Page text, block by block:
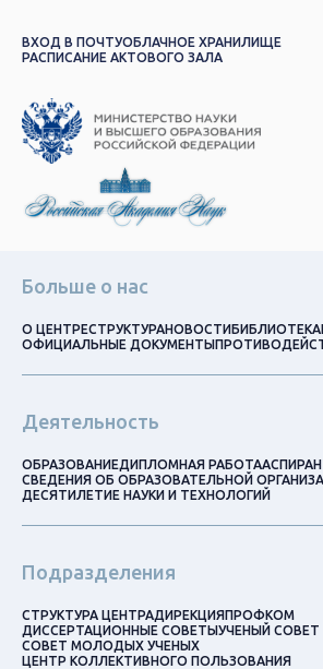
ВХОД В ПОЧТУОБЛАЧНОЕ ХРАНИЛИЩЕ
РАСПИСАНИЕ АКТОВОГО ЗАЛА
Больше о нас
О ЦЕНТРЕСТРУКТУРАНОВОСТИБИБЛИОТЕКА
ОФИЦИАЛЬНЫЕ ДОКУМЕНТЫ
Деятельность
ОБРАЗОВАНИЕДИПЛОМНАЯ РАБОТА
СВЕДЕНИЯ ОБ ОБРАЗОВАТЕЛЬНОЙ
ДЕСЯТИЛЕТИЕ НАУКИ И ТЕХНОЛОГИЙ
Подразделения
СТРУКТУРА ЦЕНТРАДИРЕКЦИЯПРОФКОМ
ДИССЕРТАЦИОННЫЕ СОВЕТЫУЧЕНЫЙ СОВЕТ
СОВЕТ МОЛОДЫХ УЧЕНЫХ
ЦЕНТР КОЛЛЕКТИВНОГО ПОЛЬЗОВАНИЯ